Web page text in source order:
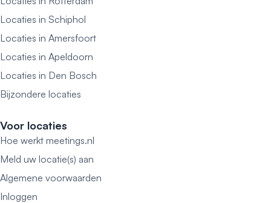
Locaties in Schiphol
Locaties in Amersfoort
Locaties in Apeldoorn
Locaties in Den Bosch
Bijzondere locaties
Voor locaties
Hoe werkt meetings.nl
Meld uw locatie(s) aan
Algemene voorwaarden
Inloggen